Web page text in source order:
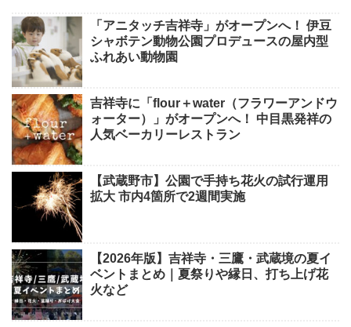
「アニタッチ吉祥寺」がオープンへ！ 伊豆
シャボテン動物公園プロデュースの屋内型
ふれあい動物園
吉祥寺に「flour＋water（フラワーアンドウ
ォーター）」がオープンへ！ 中目黒発祥の
人気ベーカリーレストラン
【武蔵野市】公園で手持ち花火の試行運用
拡大 市内4箇所で2週間実施
【2026年版】吉祥寺・三鷹・武蔵境の夏イ
ベントまとめ｜夏祭りや縁日、打ち上げ花
火など